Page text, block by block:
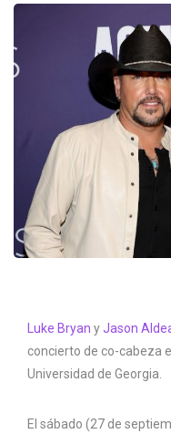
Luke Bryan yJason
concierto de co-cabeza
Universidad de Georgia.
El sábado (27 de